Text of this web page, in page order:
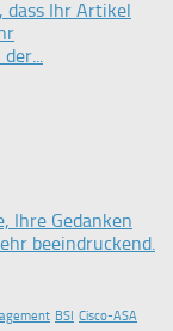
dass Ihr Artikel
Ihre Gedanken
beeindruckend.
BSI Cisco-ASA